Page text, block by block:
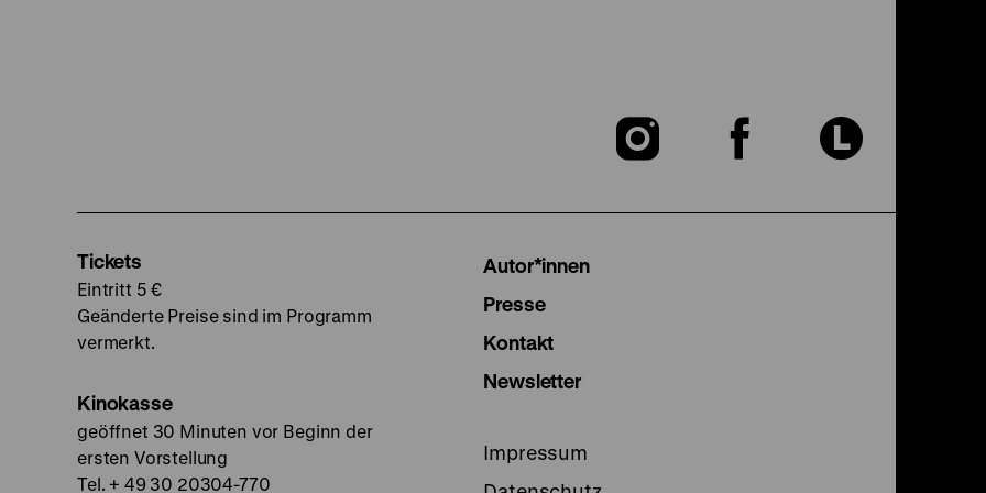
Zu
Zu
Zu
Tickets
Eintritt 5 €
Geänderte Preise sind im Programm
vermerkt.
Kinokasse
geöffnet 30 Minuten vor Beginn der
ersten Vorstellung
Tel. + 49 30 20304-770
Autor*innen
Presse
Kontakt
Newsletter
Impressum